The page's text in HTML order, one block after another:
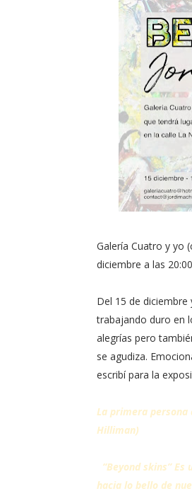
Galería Cuatro y yo
diciembre a las
Del 15 de
trabajando duro en
alegrías pero
se agudiza.
escribí para la
La primera
Hilliman)
“Beyond skins”
hacia lo bello de